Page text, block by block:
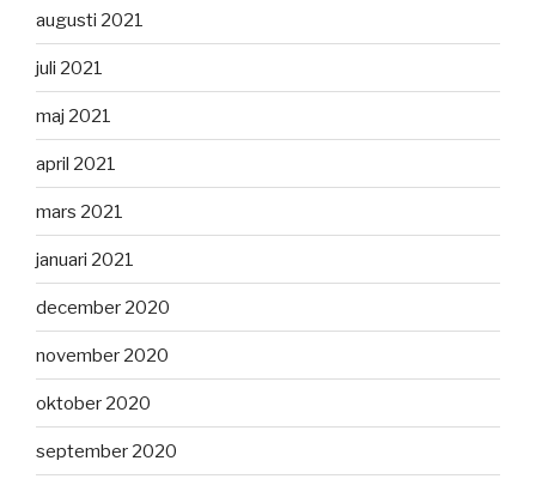
augusti 2021
juli 2021
maj 2021
april 2021
mars 2021
januari 2021
december 2020
november 2020
oktober 2020
september 2020